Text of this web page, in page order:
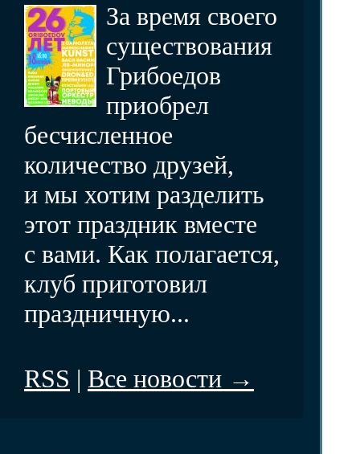
За время своего
существования
Грибоедов
приобрел
бесчисленное
количество друзей,
и мы хотим разделить
этот праздник вместе
с вами. Как полагается,
клуб приготовил
праздничную...
RSS | Все новости →